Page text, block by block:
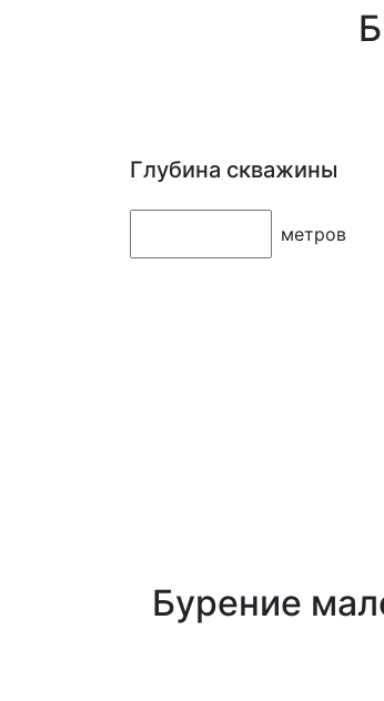
Глубина скважины
метров
Бурение